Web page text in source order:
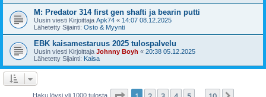
M: Predator 314 first gen shafti ja bearin putti
Uusin viesti Kirjoittaja Apk74 « 14:07 08.12.2025
Lähetetty Sijainti: Osto & Myynti
EBK kaisamestaruus 2025 tulospalvelu
Uusin viesti Kirjoittaja Johnny Boyh « 20:38 05.12.2025
Lähetetty Sijainti: Kaisa
Haku löysi yli 1000 tulosta